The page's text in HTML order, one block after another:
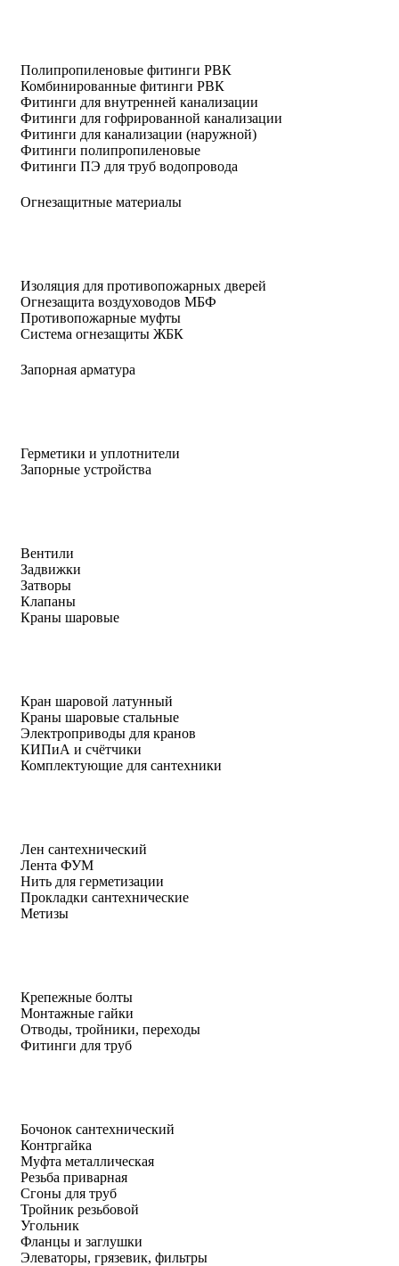
Полипропиленовые фитинги РВК
Комбинированные фитинги РВК
Фитинги для внутренней канализации
Фитинги для гофрированной канализации
Фитинги для канализации (наружной)
Фитинги полипропиленовые
Фитинги ПЭ для труб водопровода
Огнезащитные материалы
Изоляция для противопожарных дверей
Огнезащита воздуховодов МБФ
Противопожарные муфты
Система огнезащиты ЖБК
Запорная арматура
Герметики и уплотнители
Запорные устройства
Вентили
Задвижки
Затворы
Клапаны
Краны шаровые
Кран шаровой латунный
Краны шаровые стальные
Электроприводы для кранов
КИПиА и счётчики
Комплектующие для сантехники
Лен сантехнический
Лента ФУМ
Нить для герметизации
Прокладки сантехнические
Метизы
Крепежные болты
Монтажные гайки
Отводы, тройники, переходы
Фитинги для труб
Бочонок сантехнический
Контргайка
Муфта металлическая
Резьба приварная
Сгоны для труб
Тройник резьбовой
Угольник
Фланцы и заглушки
Элеваторы, грязевик, фильтры